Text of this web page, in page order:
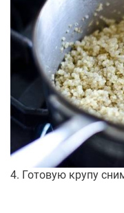
4. Готовую крупу